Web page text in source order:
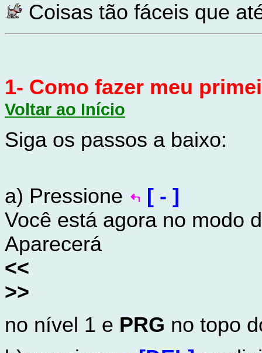
Coisas tão fáceis que
1- Como fazer meu
Voltar ao Início
Siga os passos a baixo:
a) Pressione
[ - ]
Você está agora no modo
Aparecerá
<<
>>
no nível 1 e PRG no topo